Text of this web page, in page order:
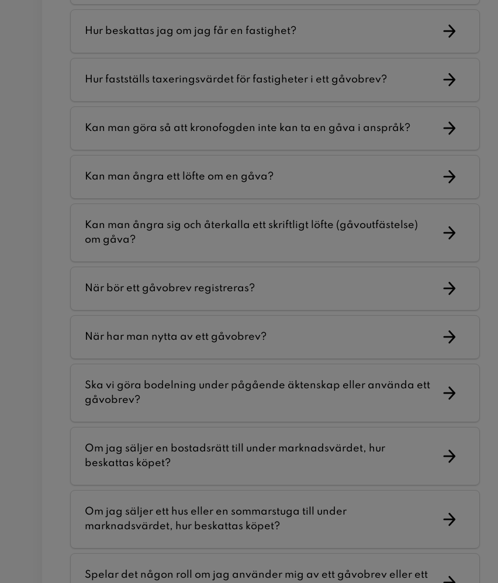
Hur beskattas jag om jag får en fastighet?
Hur fastställs taxeringsvärdet för fastigheter i ett gåvobrev?
Kan man göra så att kronofogden inte kan ta en gåva i anspråk?
Kan man ångra ett löfte om en gåva?
Kan man ångra sig och återkalla ett skriftligt löfte (gåvoutfästelse)
om gåva?
När bör ett gåvobrev registreras?
När har man nytta av ett gåvobrev?
Ska vi göra bodelning under pågående äktenskap eller använda ett
gåvobrev?
Om jag säljer en bostadsrätt till under marknadsvärdet, hur
beskattas köpet?
Om jag säljer ett hus eller en sommarstuga till under
marknadsvärdet, hur beskattas köpet?
Spelar det någon roll om jag använder mig av ett gåvobrev eller ett